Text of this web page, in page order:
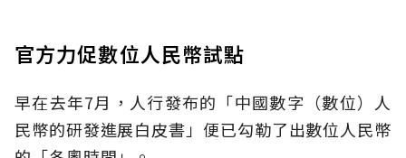
官方力促數位人民幣試點
早在去年7月，人行發布的「中國數字（數位）人
民幣的研發進展白皮書」便已勾勒了出數位人民幣